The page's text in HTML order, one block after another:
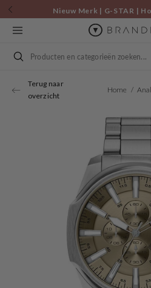
Skip to
content
Nieuw Merk | G-STAR |
Search
Terug naar
overzicht
Home
Open
1
in
view